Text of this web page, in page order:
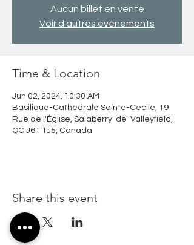
Aucun billet en vente
Voir d'autres événements
Time & Location
Jun 02, 2024, 10:30 AM
Basilique-Cathédrale Sainte-Cécile, 19
Rue de l'Église, Salaberry-de-Valleyfield,
QC J6T 1J5, Canada
Share this event